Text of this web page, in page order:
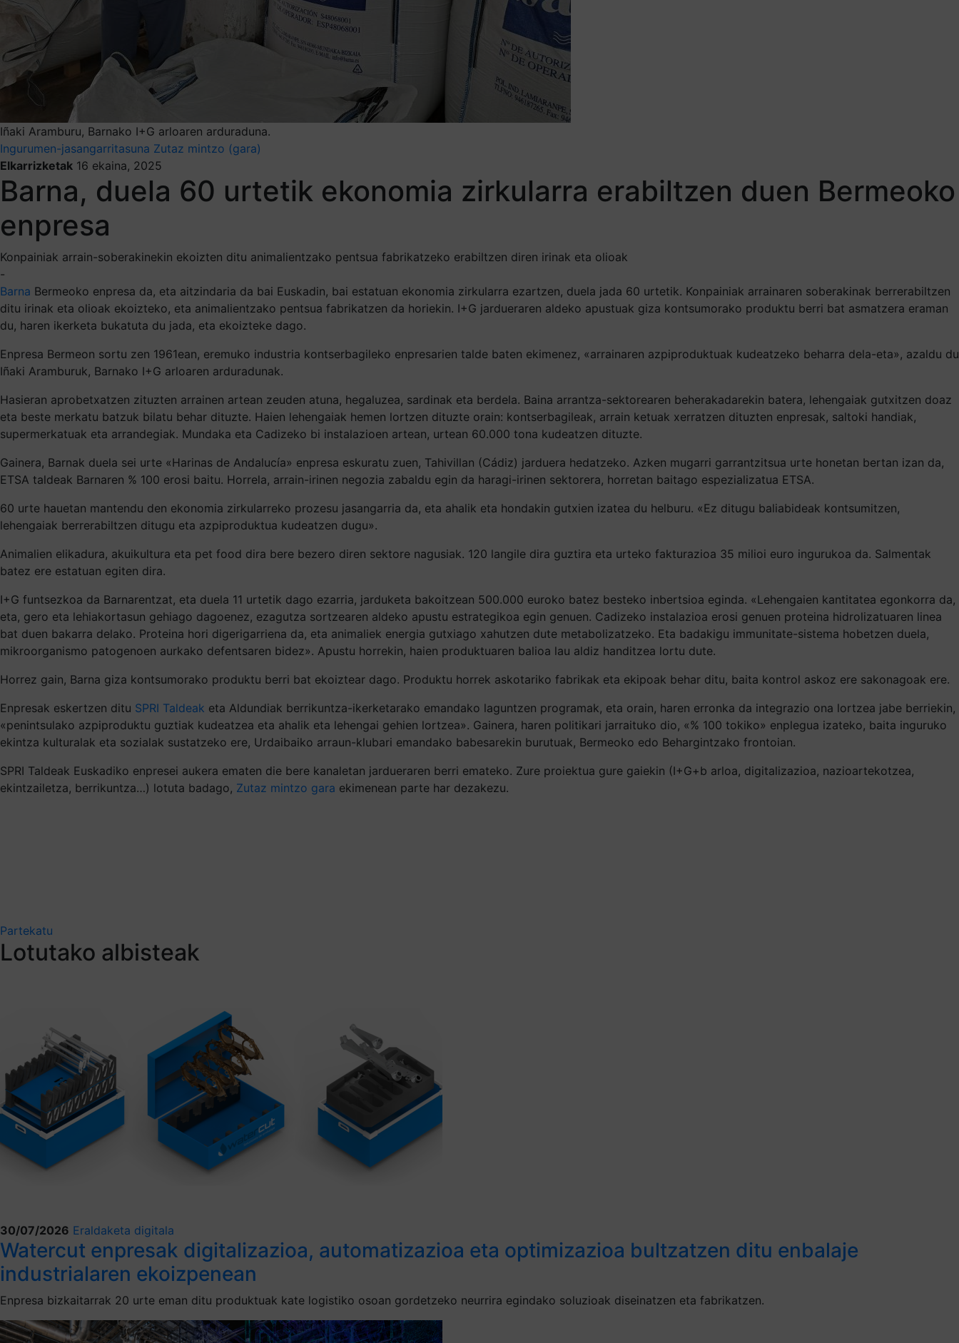
Iñaki Aramburu, Barnako I+G arloaren arduraduna.
Ingurumen-jasangarritasuna Zutaz mintzo (gara)
Elkarrizketak 16 ekaina, 2025
Barna, duela 60 urtetik ekonomia zirkularra erabiltzen duen Bermeoko
enpresa
Konpainiak arrain-soberakinekin ekoizten ditu animalientzako pentsua fabrikatzeko erabiltzen diren irinak eta olioak
-
Barna Bermeoko enpresa da, eta aitzindaria da bai Euskadin, bai estatuan ekonomia zirkularra ezartzen, duela jada 60 urtetik. Konpainiak arrainaren soberakinak berrerabiltzen
ditu irinak eta olioak ekoizteko, eta animalientzako pentsua fabrikatzen da horiekin. I+G jardueraren aldeko apustuak giza kontsumorako produktu berri bat asmatzera eraman
du, haren ikerketa bukatuta du jada, eta ekoizteke dago.
Enpresa Bermeon sortu zen 1961ean, eremuko industria kontserbagileko enpresarien talde baten ekimenez, «arrainaren azpiproduktuak kudeatzeko beharra dela-eta», azaldu du
Iñaki Aramburuk, Barnako I+G arloaren arduradunak.
Hasieran aprobetxatzen zituzten arrainen artean zeuden atuna, hegaluzea, sardinak eta berdela. Baina arrantza-sektorearen beherakadarekin batera, lehengaiak gutxitzen doaz
eta beste merkatu batzuk bilatu behar dituzte. Haien lehengaiak hemen lortzen dituzte orain: kontserbagileak, arrain ketuak xerratzen dituzten enpresak, saltoki handiak,
supermerkatuak eta arrandegiak. Mundaka eta Cadizeko bi instalazioen artean, urtean 60.000 tona kudeatzen dituzte.
Gainera, Barnak duela sei urte «Harinas de Andalucía» enpresa eskuratu zuen, Tahivillan (Cádiz) jarduera hedatzeko. Azken mugarri garrantzitsua urte honetan bertan izan da,
ETSA taldeak Barnaren % 100 erosi baitu. Horrela, arrain-irinen negozia zabaldu egin da haragi-irinen sektorera, horretan baitago espezializatua ETSA.
60 urte hauetan mantendu den ekonomia zirkularreko prozesu jasangarria da, eta ahalik eta hondakin gutxien izatea du helburu. «Ez ditugu baliabideak kontsumitzen,
lehengaiak berrerabiltzen ditugu eta azpiproduktua kudeatzen dugu».
Animalien elikadura, akuikultura eta pet food dira bere bezero diren sektore nagusiak. 120 langile dira guztira eta urteko fakturazioa 35 milioi euro ingurukoa da. Salmentak
batez ere estatuan egiten dira.
I+G funtsezkoa da Barnarentzat, eta duela 11 urtetik dago ezarria, jarduketa bakoitzean 500.000 euroko batez besteko inbertsioa eginda. «Lehengaien kantitatea egonkorra da,
eta, gero eta lehiakortasun gehiago dagoenez, ezagutza sortzearen aldeko apustu estrategikoa egin genuen. Cadizeko instalazioa erosi genuen proteina hidrolizatuaren linea
bat duen bakarra delako. Proteina hori digerigarriena da, eta animaliek energia gutxiago xahutzen dute metabolizatzeko. Eta badakigu immunitate-sistema hobetzen duela,
mikroorganismo patogenoen aurkako defentsaren bidez». Apustu horrekin, haien produktuaren balioa lau aldiz handitzea lortu dute.
Horrez gain, Barna giza kontsumorako produktu berri bat ekoiztear dago. Produktu horrek askotariko fabrikak eta ekipoak behar ditu, baita kontrol askoz ere sakonagoak ere.
Enpresak eskertzen ditu SPRI Taldeak eta Aldundiak berrikuntza-ikerketarako emandako laguntzen programak, eta orain, haren erronka da integrazio ona lortzea jabe berriekin,
«penintsulako azpiproduktu guztiak kudeatzea eta ahalik eta lehengai gehien lortzea». Gainera, haren politikari jarraituko dio, «% 100 tokiko» enplegua izateko, baita inguruko
ekintza kulturalak eta sozialak sustatzeko ere, Urdaibaiko arraun-klubari emandako babesarekin burutuak, Bermeoko edo Behargintzako frontoian.
SPRI Taldeak Euskadiko enpresei aukera ematen die bere kanaletan jardueraren berri emateko. Zure proiektua gure gaiekin (I+G+b arloa, digitalizazioa, nazioartekotzea,
ekintzailetza, berrikuntza…) lotuta badago, Zutaz mintzo gara ekimenean parte har dezakezu.
Partekatu
Lotutako albisteak
30/07/2026 Eraldaketa digitala
Watercut enpresak digitalizazioa, automatizazioa eta optimizazioa bultzatzen ditu enbalaje
industrialaren ekoizpenean
Enpresa bizkaitarrak 20 urte eman ditu produktuak kate logistiko osoan gordetzeko neurrira egindako soluzioak diseinatzen eta fabrikatzen.